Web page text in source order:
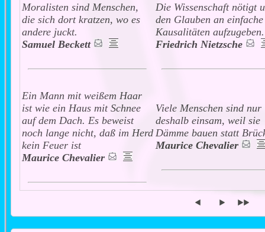
Moralisten sind Menschen,
die sich dort kratzen, wo es
andere juckt.
Samuel Beckett
Die Wissenschaft nötigt
den Glauben an einfache
Kausalitäten aufzugeben.
Friedrich Nietzsche
Ein Mann mit weißem Haar
ist wie ein Haus mit Schnee
auf dem Dach. Es beweist
noch lange nicht, daß im Herd
kein Feuer ist
Maurice Chevalier
Viele Menschen sind nur
deshalb einsam, weil sie
Dämme bauen statt
Maurice Chevalier